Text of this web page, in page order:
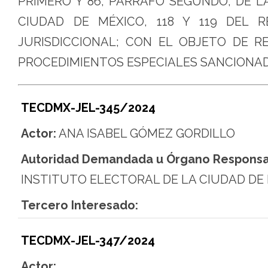
CIUDAD DE MÉXICO, 118 Y 119 DEL
JURISDICCIONAL; CON EL OBJETO DE
PROCEDIMIENTOS ESPECIALES
TECDMX-JEL-345/2024
Actor: ANA ISABEL GÓMEZ GORDILLO
Autoridad Demandada u Órgano
INSTITUTO ELECTORAL DE LA CIUDAD DE
Tercero Interesado:
TECDMX-JEL-347/2024